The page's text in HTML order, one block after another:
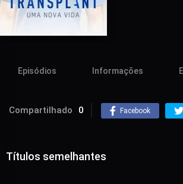
Episódios Informações
Compartilhado 0 Facebook
Títulos semelhantes